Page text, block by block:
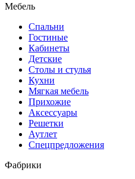
Мебель
Спальни
Гостиные
Кабинеты
Детские
Столы и стулья
Кухни
Мягкая мебель
Прихожие
Аксессуары
Решетки
Аутлет
Спецпредложения
Фабрики